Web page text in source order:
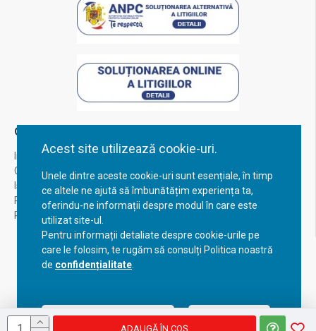
Acest site utilizează cookie-uri.
Unele dintre aceste cookie-uri sunt esențiale, în timp
ce altele ne ajută să îmbunătățim experiența ta,
oferindu-ne informații despre modul în care este
utilizat site-ul.
Pentru informații detaliate despre cookie-urile pe
care le folosim, te rugăm să consulți Politica noastră
de confidențialitate
Acceptă setările curente Configurează
ADAUGĂ ÎN COŞ
Contul Meu
Inregistrare
Contul meu
Istoric comenzi
Recuperare parola
Returnare produs